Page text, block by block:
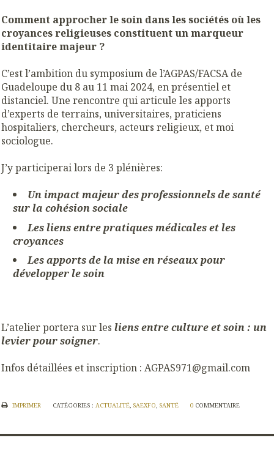
Comment approcher le soin dans les sociétés où les
croyances religieuses constituent un marqueur
identitaire majeur ?
C’est l’ambition du symposium de l’AGPAS/FACSA de
Guadeloupe du 8 au 11 mai 2024, en présentiel et
distanciel. Une rencontre qui articule les apports
d’experts de terrains, universitaires, praticiens
hospitaliers, chercheurs, acteurs religieux, et moi
sociologue.
J’y participerai lors de 3 plénières:
Un impact majeur des professionnels de santé
sur la cohésion sociale
Les liens entre pratiques médicales et les
croyances
Les apports de la mise en réseaux pour
développer le soin
L’atelier portera sur les liens entre culture et soin : un
levier pour soigner.
Infos détaillées et inscription : AGPAS971@gmail.com
IMPRIMER CATÉGORIES : ACTUALITÉ, SAEXFO, SANTÉ 0 COMMENTAIRE